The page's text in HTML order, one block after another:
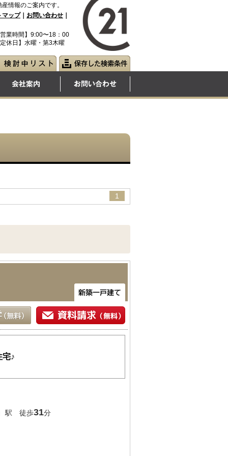
情報のご案内です。
マップ｜ お問い合わせ
業時間】9:00〜18：00
休日】水曜・第3木曜
1
宅♪
駅 徒歩31分